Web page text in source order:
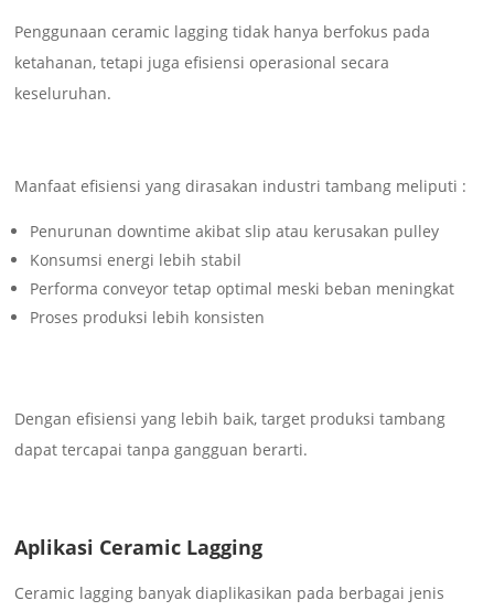
Penggunaan ceramic lagging tidak hanya berfokus pada
ketahanan, tetapi juga efisiensi operasional secara
keseluruhan.
Manfaat efisiensi yang dirasakan industri tambang meliputi :
Penurunan downtime akibat slip atau kerusakan pulley
Konsumsi energi lebih stabil
Performa conveyor tetap optimal meski beban meningkat
Proses produksi lebih konsisten
Dengan efisiensi yang lebih baik, target produksi tambang
dapat tercapai tanpa gangguan berarti.
Aplikasi Ceramic Lagging
Ceramic lagging banyak diaplikasikan pada berbagai jenis